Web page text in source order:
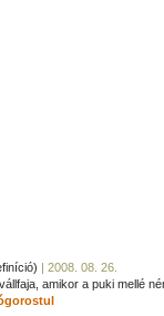
| 2008. 08. 26.
amikor a puki mellé